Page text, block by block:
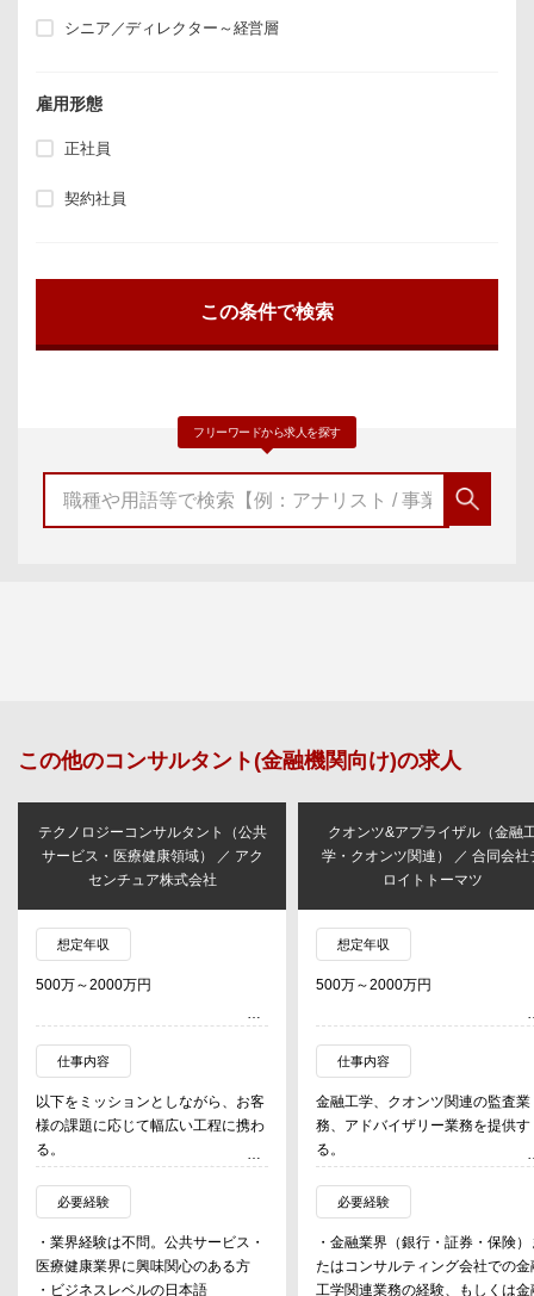
シニア／ディレクター～経営層
雇用形態
正社員
契約社員
フリーワードから求人を探す
この他のコンサルタント(金融機関向け)の求人
テクノロジーコンサルタント（公共
サービス・医療健康領域） ／ アク
センチュア株式会社
想定年収
500万～2000万円
仕事内容
以下をミッションとしながら、お客
様の課題に応じて幅広い工程に携わ
る。
・お客様のIT課題の理解と変革が求
められる事項の定義
・公共サービス・医療健康領域への
理解、当領域に適したソリューショ
ンの適用
・変革ジャーニーの立案と具現化ま
必要経験
・業界経験は不問。公共サービス・
医療健康業界に興味関心のある方
・ビジネスレベルの日本語
クオンツ&アプライザル（金融
学・クオンツ関連） ／ 合同会社
ロイトトーマツ
想定年収
500万～2000万円
仕事内容
金融工学、クオンツ関連の監査業
務、アドバイザリー業務を提供す
る。
・金融工学やクオンツに関連する
部の専門家業務（デリバティブ取
や有価証券等の時価評価結果、時
評価モデル、市場リスク管理モデ
や関連する内部統制に対する監査
必要経験
・金融業界（銀行・証券・保険）
たはコンサルティング会社での金
工学関連業務の経験、もしくは金